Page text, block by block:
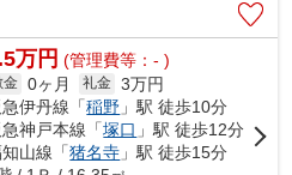
万円 (管理費等：- )
金 0ヶ月 礼金 3万円
伊丹線「稲野 」駅 徒歩10分
神戸本線「塚口 」駅 徒歩12分
山線「猪名寺 」駅 徒歩15分